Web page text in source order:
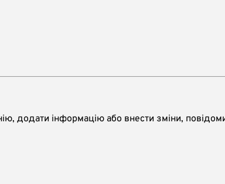
додати інформацію або внести зміни,